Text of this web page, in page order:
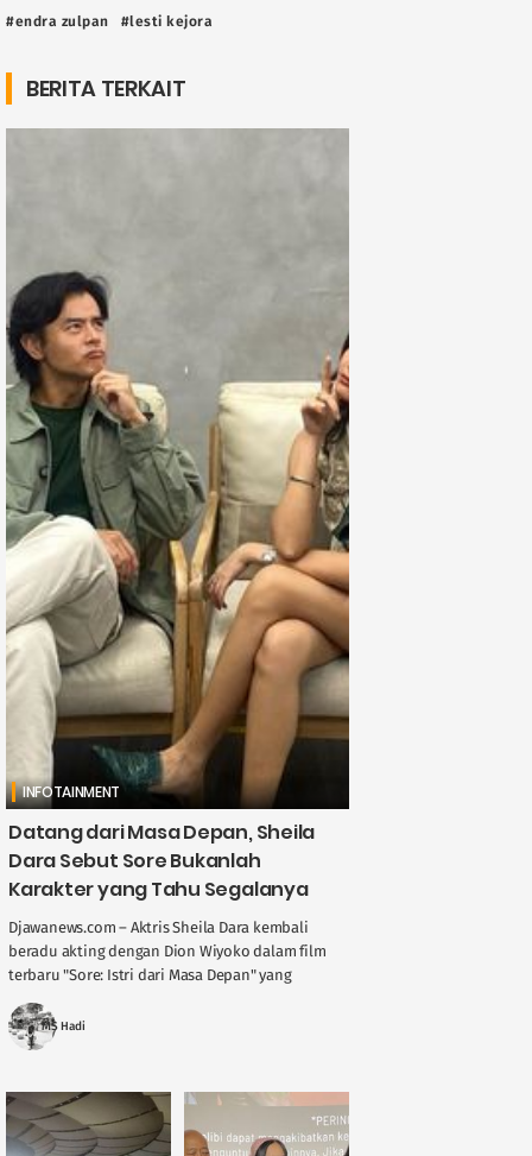
#endra zulpan
#lesti kejora
BERITA TERKAIT
INFOTAINMENT
Datang dari Masa Depan, Sheila
Dara Sebut Sore Bukanlah
Karakter yang Tahu Segalanya
Djawanews.com – Aktris Sheila Dara kembali
beradu akting dengan Dion Wiyoko dalam film
terbaru "Sore: Istri dari Masa Depan" yang
disutradarai oleh Yandy Laurens. Dalam film ini,
....
MS Hadi